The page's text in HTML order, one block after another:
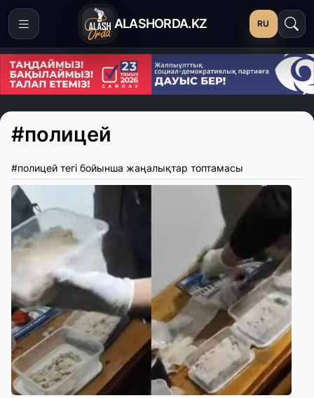
ALASHORDA.KZ RU
#полицей
#полицей тегі бойынша жаңалықтар топтамасы